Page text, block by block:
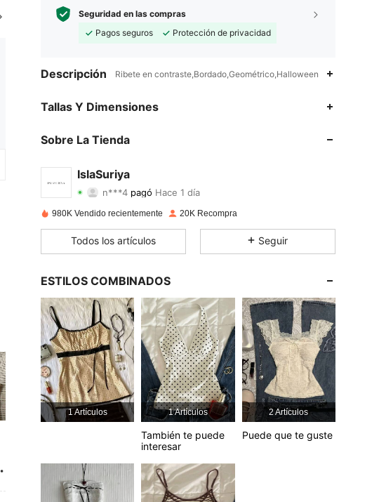
Seguridad en las compras
Pagos seguros
Protección de privacidad
Descripción Ribete en contraste,Bordado,Geométrico,Halloween
Tallas Y Dimensiones
Sobre La Tienda
IslaSuriya
4.59
4.59
4.59
n***4pagó
h***m seguidoHace 1 horas
4.59
4.59 2K 18K
4.59 2K 18K
4.59 2K 18K
4.59 2K 18K
980K Vendido recientemente 20K Recompra
Todos los artículos Seguir
ESTILOS COMBINADOS
1 Artículos 1 Artículos
También te puede
interesar
2 Artículos
Puede que te guste